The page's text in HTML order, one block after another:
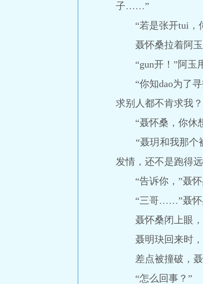
子……”
“若是张开tui，
聂怀桑拉着阿玉
“gun开！”阿玉用
“你知dao为了寻
求别人都不肯求我
“聂怀桑，你休
“聂玥和我那个被
发情，还不是跑得
“告诉你，”聂怀
“三哥……”聂怀桑
聂怀桑闭上眼，
聂明玦回来时，
差点被撞破，聂
“怎么回事？”